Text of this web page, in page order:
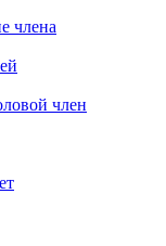
члена
член